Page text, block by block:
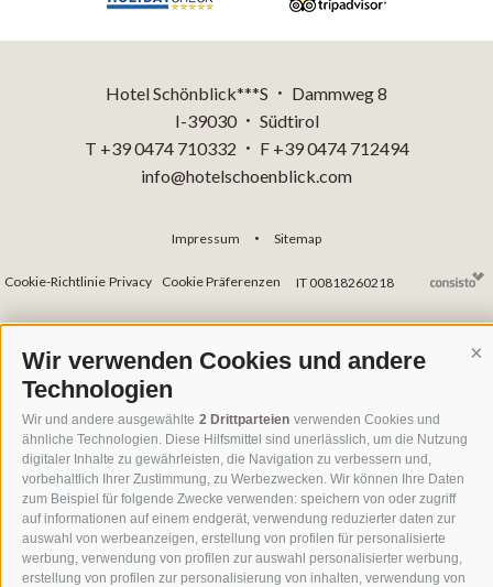
Wir verwenden Cookies und andere
Technologien
Wir und andere ausgewählte 2 Drittparteien verwenden Cookies und
ähnliche Technologien. Diese Hilfsmittel sind unerlässlich, um die Nutzung
digitaler Inhalte zu gewährleisten, die Navigation zu verbessern und,
vorbehaltlich Ihrer Zustimmung, zu Werbezwecken. Wir können Ihre Daten
zum Beispiel für folgende Zwecke verwenden: speichern von oder zugriff
auf informationen auf einem endgerät, verwendung reduzierter daten zur
auswahl von werbeanzeigen, erstellung von profilen für personalisierte
werbung, verwendung von profilen zur auswahl personalisierter werbung,
erstellung von profilen zur personalisierung von inhalten, verwendung von
Hotel Schönblick***S •
Dammweg 8
I-39030
•
Südtirol
T +39 0474 710332
•
F +39 0474 712494
info@hotelschoenblick.com
Impressum • Sitemap
Cookie-Richtlinie Privacy Cookie Präferenzen IT 00818260218